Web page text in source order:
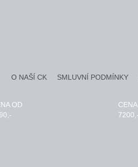
OD
7200,-
O NAŠÍ CK SMLUVNÍ PODMÍNKY